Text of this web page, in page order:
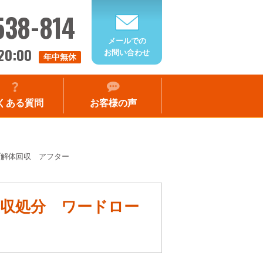
814
年中無休
メールでの
お問い合わせ
ある質問 お客様の声
体回収 アフター
処分 ワードロー